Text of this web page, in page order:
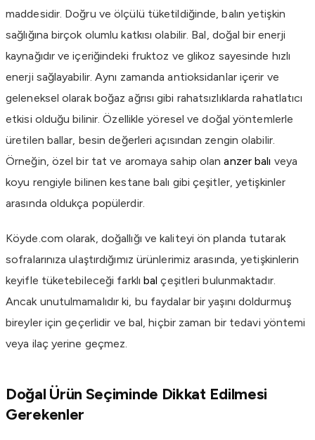
maddesidir. Doğru ve ölçülü tüketildiğinde, balın yetişkin
sağlığına birçok olumlu katkısı olabilir. Bal, doğal bir enerji
kaynağıdır ve içeriğindeki fruktoz ve glikoz sayesinde hızlı
enerji sağlayabilir. Aynı zamanda antioksidanlar içerir ve
geleneksel olarak boğaz ağrısı gibi rahatsızlıklarda rahatlatıcı
etkisi olduğu bilinir. Özellikle yöresel ve doğal yöntemlerle
üretilen ballar, besin değerleri açısından zengin olabilir.
Örneğin, özel bir tat ve aromaya sahip olananzer balı veya
koyu rengiyle bilinen kestane balı gibi çeşitler, yetişkinler
arasında oldukça popülerdir.
Köyde.com olarak, doğallığı ve kaliteyi ön planda tutarak
sofralarınıza ulaştırdığımız ürünlerimiz arasında, yetişkinlerin
keyifle tüketebileceği farklı bal çeşitleri bulunmaktadır.
Ancak unutulmamalıdır ki, bu faydalar bir yaşını doldurmuş
bireyler için geçerlidir ve bal, hiçbir zaman bir tedavi yöntemi
veya ilaç yerine geçmez.
Doğal Ürün Seçiminde Dikkat Edilmesi
Gerekenler